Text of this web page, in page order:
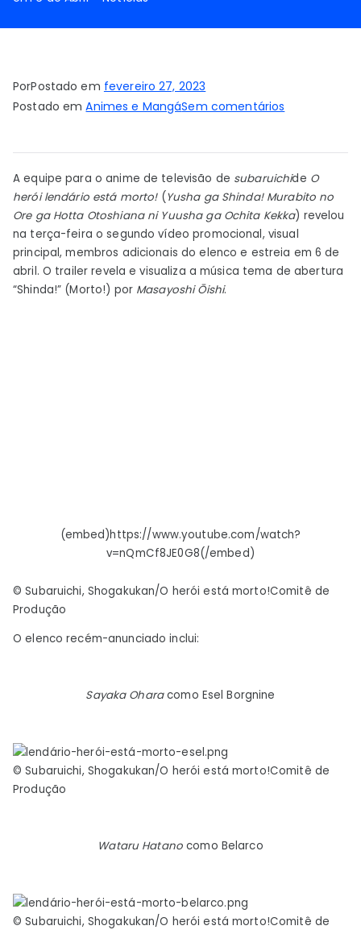
PorPostado em fevereiro 27, 2023
Postado emAnimes e MangáSem comentários
está
morto!
Anime
Revela
2º
–
A equipe para o anime de televisão de subaruichide O
herói lendário está morto!(Yusha ga Shinda! Murabito no
Ore ga Hotta Otoshiana ni Yuusha ga Ochita Kekka) revelou
na terça-feira o segundo vídeo promocional, visual
principal, membros adicionais do elenco e estreia em 6 de
abril. O trailer revela e visualiza a música tema de abertura
“Shinda!” (Morto!) por Masayoshi Ōishi.
(embed)https://www.youtube.com/watch?
v=nQmCf8JE0G8(/embed)
© Subaruichi, Shogakukan/O herói está morto!Comitê de
Produção
O elenco recém-anunciado inclui:
Sayaka Oharacomo Esel Borgnine
© Subaruichi, Shogakukan/O herói está morto!Comitê de
Produção
Wataru Hatano como Belarco
© Subaruichi, Shogakukan/O herói está morto!Comitê de